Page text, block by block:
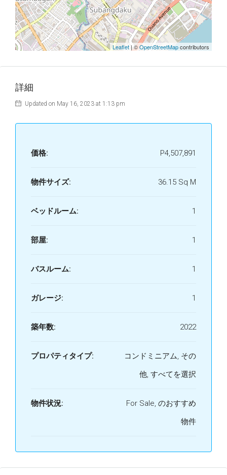
Leaflet| ©OpenStreetMapcontributors
詳細
Updated on May 16, 2023 at 1:13 pm
価格: P4,507,891
物件サイズ: 36.15 Sq M
ベッドルーム: 1
部屋: 1
バスルーム: 1
ガレージ: 1
築年数: 2022
プロパティタイプ:
コンドミニアム, その
他, すべてを選択
物件状況:
For Sale, のおすすめ
物件